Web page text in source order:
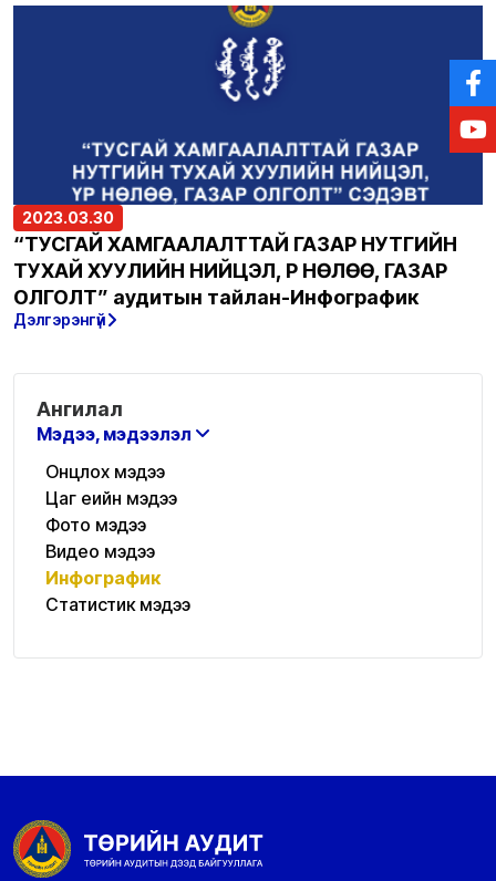
2023.03.30
“ТУСГАЙ ХАМГААЛАЛТТАЙ ГАЗАР НУТГИЙН
ТУХАЙ ХУУЛИЙН НИЙЦЭЛ, ҮР НӨЛӨӨ, ГАЗАР
ОЛГОЛТ” аудитын тайлан-Инфографик
Дэлгэрэнгүй
Ангилал
Мэдээ, мэдээлэл
Онцлох мэдээ
Цаг үеийн мэдээ
Фото мэдээ
Видео мэдээ
Инфографик
Статистик мэдээ